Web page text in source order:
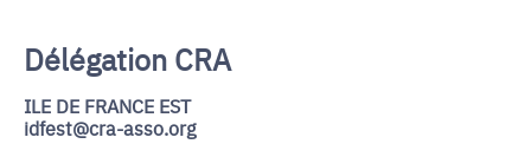
Délégation CRA
ILE DE FRANCE EST
idfest@cra-asso.org